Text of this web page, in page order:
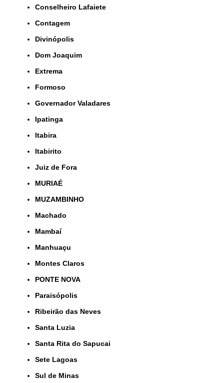
Conselheiro Lafaiete
Contagem
Divinópolis
Dom Joaquim
Extrema
Formoso
Governador Valadares
Ipatinga
Itabira
Itabirito
Juiz de Fora
MURIAÉ
MUZAMBINHO
Machado
Mambaí
Manhuaçu
Montes Claros
PONTE NOVA
Paraisópolis
Ribeirão das Neves
Santa Luzia
Santa Rita do Sapucai
Sete Lagoas
Sul de Minas